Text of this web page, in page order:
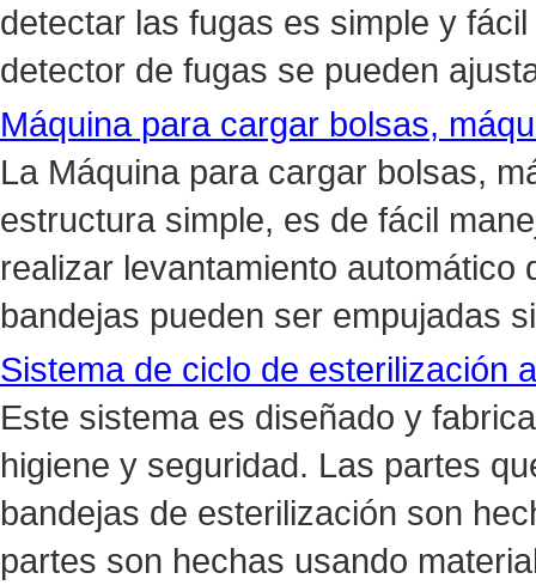
detectar las fugas es simple y
detector de fugas se pueden
Máquina para cargar bolsas,
La Máquina para cargar bolsas,
estructura simple, es de fácil
realizar levantamiento
bandejas pueden ser empujadas
Sistema de ciclo de esterilización
Este sistema es diseñado y
higiene y seguridad. Las partes
bandejas de esterilización son
partes son hechas usando